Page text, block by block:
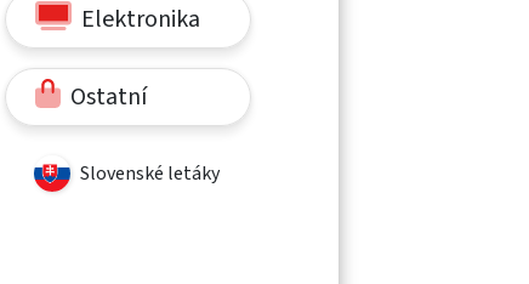
Elektronika
Ostatní
Slovenské letáky